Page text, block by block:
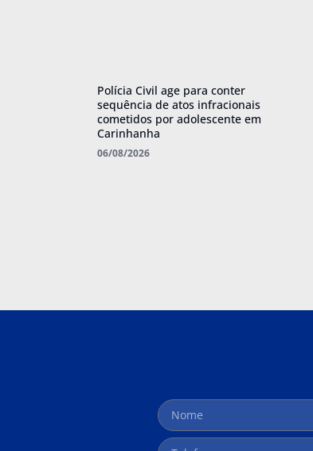
Polícia Civil age para conter
sequência de atos infracionais
cometidos por adolescente em
Carinhanha
06/08/2026